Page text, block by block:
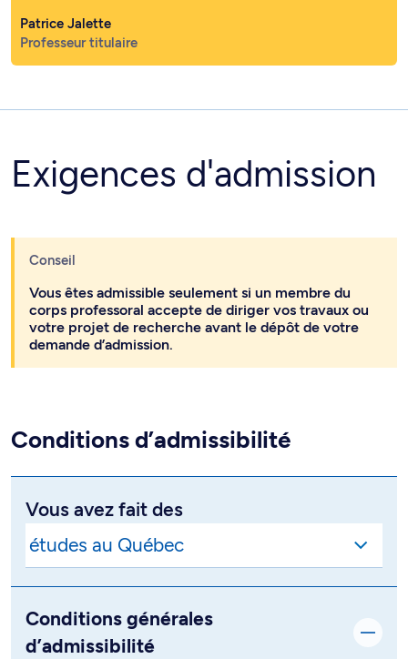
Patrice Jalette
Professeur titulaire
Exigences d'admission
Conseil
Vous êtes admissible seulement si un membre du
corps professoral accepte de diriger vos travaux ou
votre projet de recherche avant le dépôt de votre
demande d’admission.
Conditions d’admissibilité
Vous avez fait des
Conditions générales
d’admissibilité